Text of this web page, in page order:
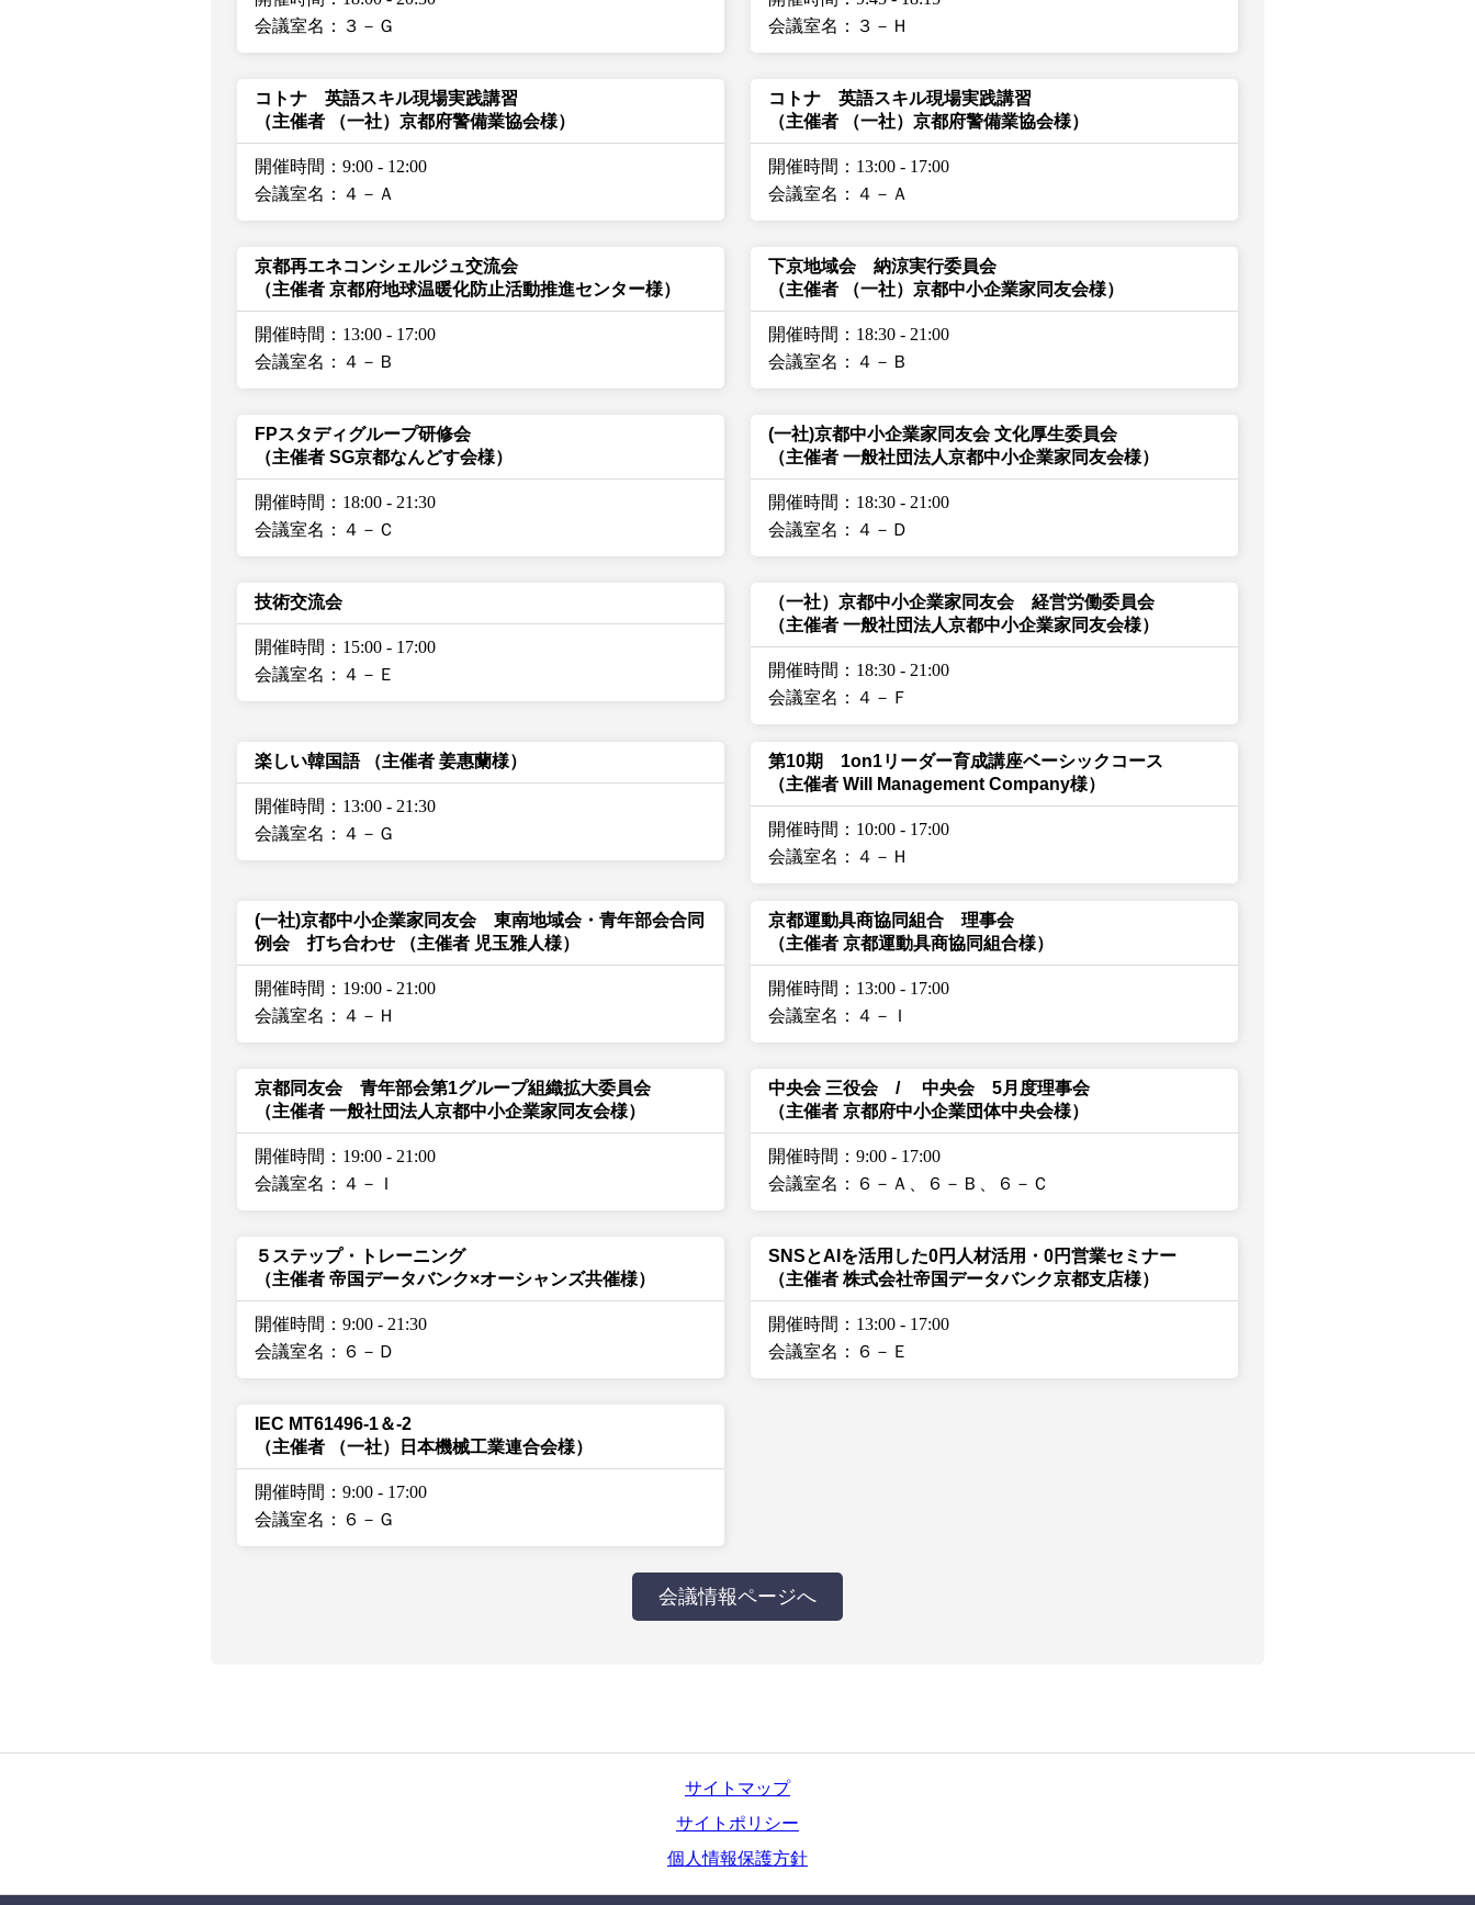
会議室名：３－Ｇ
会議室名：３－Ｈ
コトナ 英語スキル現場実践講習
（主催者 （一社）京都府警備業協会様）
開催時間：9:00 - 12:00
会議室名：４－Ａ
コトナ 英語スキル現場実践講習
（主催者 （一社）京都府警備業協会様）
開催時間：13:00 - 17:00
会議室名：４－Ａ
京都再エネコンシェルジュ交流会
（主催者 京都府地球温暖化防止活動推進センター様）
開催時間：13:00 - 17:00
会議室名：４－Ｂ
下京地域会 納涼実行委員会
（主催者 （一社）京都中小企業家同友会様）
開催時間：18:30 - 21:00
会議室名：４－Ｂ
FPスタディグループ研修会
（主催者 SG京都なんどす会様）
開催時間：18:00 - 21:30
会議室名：４－Ｃ
(一社)京都中小企業家同友会 文化厚生委員会
（主催者 一般社団法人京都中小企業家同友会様）
開催時間：18:30 - 21:00
会議室名：４－Ｄ
技術交流会
開催時間：15:00 - 17:00
会議室名：４－Ｅ
（一社）京都中小企業家同友会 経営労働委員会
（主催者 一般社団法人京都中小企業家同友会様）
開催時間：18:30 - 21:00
会議室名：４－Ｆ
楽しい韓国語 （主催者 姜惠蘭様）
開催時間：13:00 - 21:30
会議室名：４－Ｇ
第10期 1on1リーダー育成講座ベーシックコース
（主催者 Will Management Company様）
開催時間：10:00 - 17:00
会議室名：４－Ｈ
(一社)京都中小企業家同友会 東南地域会・青年部会合同
例会 打ち合わせ
（主催者 児玉雅人様）
開催時間：19:00 - 21:00
会議室名：４－Ｈ
京都運動具商協同組合 理事会
（主催者 京都運動具商協同組合様）
開催時間：13:00 - 17:00
会議室名：４－Ｉ
京都同友会 青年部会第1グループ組織拡大委員会
（主催者 一般社団法人京都中小企業家同友会様）
開催時間：19:00 - 21:00
会議室名：４－Ｉ
中央会 三役会 / 中央会 5月度理事会
（主催者 京都府中小企業団体中央会様）
開催時間：9:00 - 17:00
会議室名：６－Ａ、６－Ｂ、６－Ｃ
５ステップ・トレーニング
（主催者 帝国データバンク×オーシャンズ共催様）
開催時間：9:00 - 21:30
会議室名：６－Ｄ
SNSとAIを活用した0円人材活用・0円営業セミナー
（主催者 株式会社帝国データバンク京都支店様）
開催時間：13:00 - 17:00
会議室名：６－Ｅ
IEC MT61496-1＆-2
（主催者 （一社）日本機械工業連合会様）
開催時間：9:00 - 17:00
会議室名：６－Ｇ
会議情報ページへ
サイトマップ
サイトポリシー
個人情報保護方針